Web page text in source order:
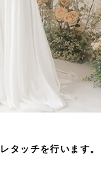
タッチを行います。